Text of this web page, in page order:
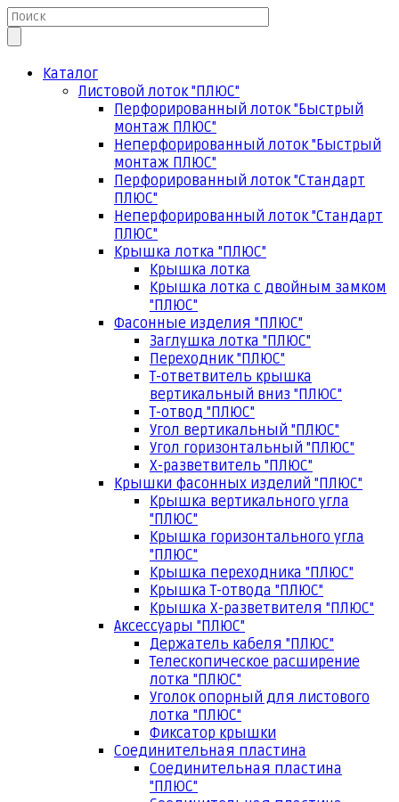
Каталог
Листовой лоток "ПЛЮС"
Перфорированный лоток "Быстрый
монтаж ПЛЮС"
Неперфорированный лоток "Быстрый
монтаж ПЛЮС"
Перфорированный лоток "Стандарт
ПЛЮС"
Неперфорированный лоток "Стандарт
ПЛЮС"
Крышка лотка "ПЛЮС"
Крышка лотка
Крышка лотка с двойным замком
"ПЛЮС"
Фасонные изделия "ПЛЮС"
Заглушка лотка "ПЛЮС"
Переходник "ПЛЮС"
Т-ответвитель крышка
вертикальный вниз "ПЛЮС"
Т-отвод "ПЛЮС"
Угол вертикальный "ПЛЮС"
Угол горизонтальный "ПЛЮС"
Х-разветвитель "ПЛЮС"
Крышки фасонных изделий "ПЛЮС"
Крышка вертикального угла
"ПЛЮС"
Крышка горизонтального угла
"ПЛЮС"
Крышка переходника "ПЛЮС"
Крышка Т-отвода "ПЛЮС"
Крышка Х-разветвителя "ПЛЮС"
Аксессуары "ПЛЮС"
Держатель кабеля "ПЛЮС"
Телескопическое расширение
лотка "ПЛЮС"
Уголок опорный для листового
лотка "ПЛЮС"
Фиксатор крышки
Соединительная пластина
Соединительная пластина
"ПЛЮС"